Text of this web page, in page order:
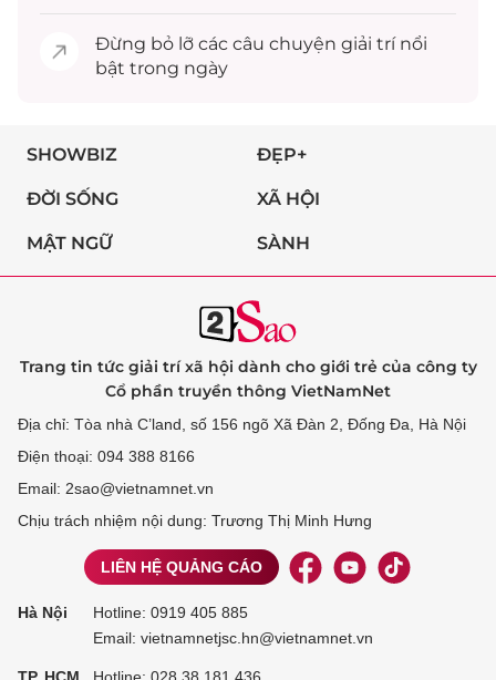
Đừng bỏ lỡ các câu chuyện giải trínổi
bật trong ngày
SHOWBIZ ĐẸP+
ĐỜI SỐNG XÃ HỘI
MẬT NGỮ SÀNH
Trang tin tức giải trí xã hội dành cho giới trẻ của công ty
Cổ phần truyền thông VietNamNet
Địa chỉ: Tòa nhà C’land, số 156 ngõ Xã Đàn 2, Đống Đa, Hà Nội
Điện thoại: 094 388 8166
Email: 2sao@vietnamnet.vn
Chịu trách nhiệm nội dung: Trương Thị Minh Hưng
LIÊN HỆ QUẢNG CÁO
Hà Nội Hotline: 0919 405 885
Email: vietnamnetjsc.hn@vietnamnet.vn